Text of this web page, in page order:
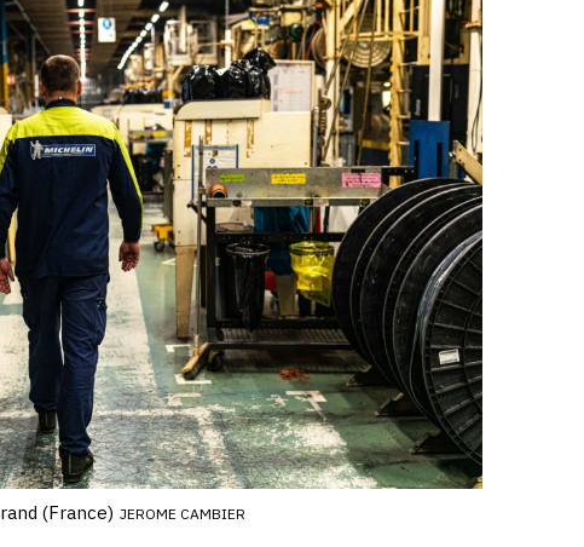
(France) JEROME CAMBIER